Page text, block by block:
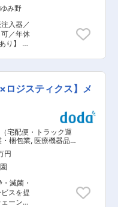
み野
入器／
／年休
】 医
機器
請）の
、マネ
全措置
開発
のやり
海外展
。 ■
ンド
現場で
器・持
ってい
ジスティクス】メ
宅配便・トラック運
梱包業, 医療機器品
（GQP・QMS） 医
GVP）
円
滅菌・
スを提
ーンの